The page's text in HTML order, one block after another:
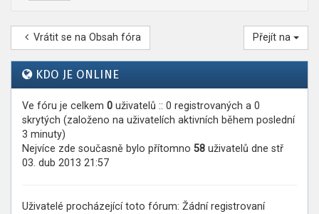
Vrátit se na Obsah fóra Přejít na
KDO JE ONLINE
Ve fóru je celkem 0 uživatelů :: 0 registrovaných a 0
skrytých (založeno na uživatelích aktivních během poslední
3 minuty)
Nejvíce zde současně bylo přítomno 58 uživatelů dne stř
03. dub 2013 21:57
Uživatelé procházející toto fórum: Žádní registrovaní